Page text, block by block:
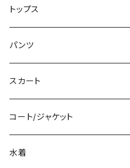
ミニ/ショート
ミディアム/ミモレ
ロング/マキシ
袖付き
ノースリーブ
トップス
Tシャツ/カットソー
タンクトップ/キャミソール
シャツ/ブラウス
ベアトップ/チューブトップ
パンツ
ショート丈
クロップド丈
ロング丈
スカート
ミニ/ショート
ミディアム/ミモレ
コート/ジャケット
コート
水着